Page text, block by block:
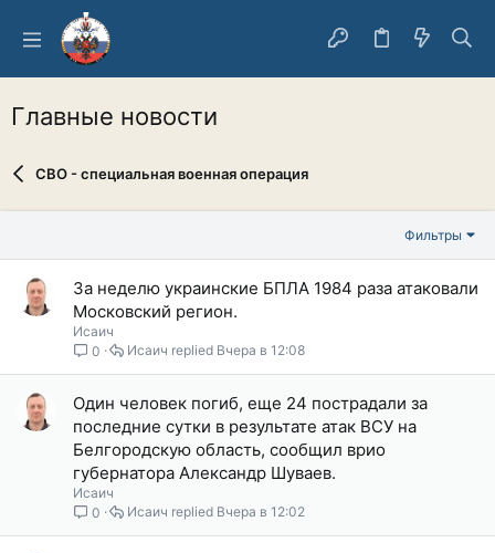
Главные новости
СВО - специальная военная операция
Фильтры
За неделю украинские БПЛА 1984 раза атаковали
Московский регион.
Исаич
0
Вчера в 12:08
Исаич
Один человек погиб, еще 24 пострадали за
последние сутки в результате атак ВСУ на
Белгородскую область, сообщил врио
губернатора Александр Шуваев.
Исаич
0
Вчера в 12:02
Исаич